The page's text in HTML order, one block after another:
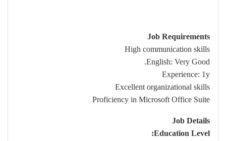
Job Requirements
High communication skills
English: Very Good.
Experience: 1y
Excellent organizational skills
Proficiency in Microsoft Office Suite
Job Details
Education Level: